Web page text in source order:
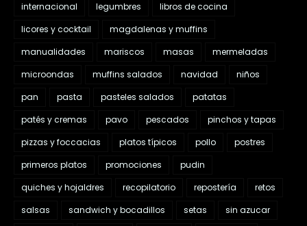
internacional
legumbres
libros de cocina
licores y cocktail
magdalenas y muffins
manualidades
mariscos masas
mermeladas
microondas
muffins salados navidad
niños
pan
pasta pasteles salados
patatas
patés y cremas
pavo pescados
pinchos y tapas
pizzas y foccacias
platos típicos pollo
postres
primeros platos
promociones
pudin
quiches y hojaldres
recopilatorio repostería
retos
salsas
sandwich y bocadillos setas
sin azucar